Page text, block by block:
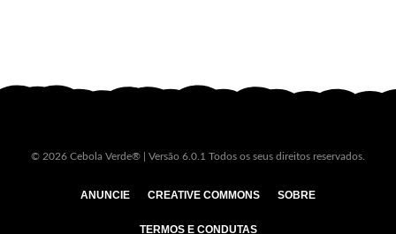
© 2026 Cebola Verde® | Versão 6.0.1 Todos os seus direitos reservados.
ANUNCIE CREATIVE COMMONS SOBRE
TERMOS E CONDUTAS